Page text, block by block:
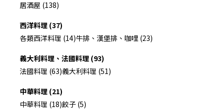
居酒屋 (138)
西洋料理 (37)
各類西洋料理 (14)牛排、漢堡排、咖哩 (23)
義大利料理、法國料理 (93)
法國料理 (63)義大利料理 (51)
中華料理 (21)
中華料理 (18)餃子 (5)